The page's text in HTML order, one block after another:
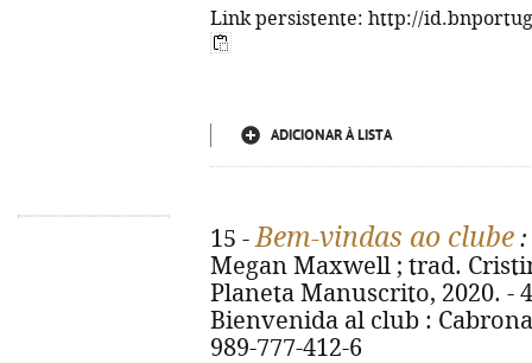
Link persistente: http://
ADICIONAR À LISTA
15 -Bem-vindas ao clube :
Megan Maxwell ; trad.
Planeta Manuscrito, 2020. -
Bienvenida al club :
989-777-412-6